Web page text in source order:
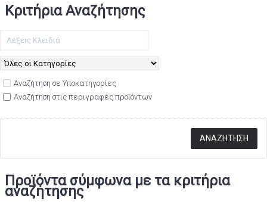
Κριτήρια Αναζήτησης
Αναζήτηση σε Υποκατηγορίες
Αναζήτηση στις περιγραφές προϊόντων
Προϊόντα σύμφωνα με τα κριτήρια
αναζήτησης